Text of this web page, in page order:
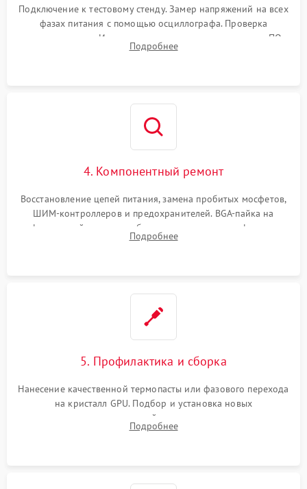
Подключение к тестовому стенду. Замер напряжений на всех
фазах питания с помощью осциллографа. Проверка
инициализации. Использование специализированного ПО
MATS
Подробнее
4. Компонентный ремонт
Восстановление цепей питания, замена пробитых мосфетов,
ШИМ-контроллеров и предохранителей. BGA-пайка на
инфракрасной станции реболлинг или замена графического
чипа и дефектной памяти GDDR. Прошивка BIOS
Подробнее
5. Профилактика и сборка
Нанесение качественной термопасты или фазового перехода
на кристалл GPU. Подбор и установка новых
термопрокладок правильной толщины на память и цепи
питания. Монтаж радиатора и бэкплейта, подключение и
Подробнее